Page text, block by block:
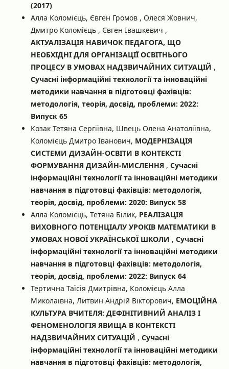
(2017)
Алла Коломієць, Євген Громов , Олеся Жовнич,
Дмитро Коломієць , Євген Івашкевич ,
АКТУАЛІЗАЦІЯ НАВИЧОК ПЕДАГОГА, ЩО
НЕОБХІДНІ ДЛЯ ОРГАНІЗАЦІЇ ОСВІТНЬОГО
ПРОЦЕСУ В УМОВАХ НАДЗВИЧАЙНИХ СИТУАЦІЙ ,
Сучасні інформаційні технології та інноваційні
методики навчання в підготовці фахівців:
методологія, теорія, досвід, проблеми: 2022:
Випуск 65
Козак Тетяна Сергіївна, Швець Олена Анатоліївна,
Коломієць Дмитро Іванович, МОДЕРНІЗАЦІЯ
СИСТЕМИ ДИЗАЙН-ОСВІТИ В КОНТЕКСТІ
ФОРМУВАННЯ ДИЗАЙН-МИСЛЕННЯ , Сучасні
інформаційні технології та інноваційні методики
навчання в підготовці фахівців: методологія,
теорія, досвід, проблеми: 2020: Випуск 58
Алла Коломієць, Тетяна Білик, РЕАЛІЗАЦІЯ
ВИХОВНОГО ПОТЕНЦІАЛУ УРОКІВ МАТЕМАТИКИ В
УМОВАХ НОВОЇ УКРАЇНСЬКОЇ ШКОЛИ , Сучасні
інформаційні технології та інноваційні методики
навчання в підготовці фахівців: методологія,
теорія, досвід, проблеми: 2022: Випуск 64
Тертична Таїсія Дмитрівна, Коломієць Алла
Миколаївна, Литвин Андрій Вікторович, ЕМОЦІЙНА
КУЛЬТУРА ВЧИТЕЛЯ: ДЕФІНІТИВНИЙ АНАЛІЗ І
ФЕНОМЕНОЛОГІЯ ЯВИЩА В КОНТЕКСТІ
НАДЗВИЧАЙНИХ СИТУАЦІЙ , Сучасні
інформаційні технології та інноваційні методики
навчання в підготовці фахівців: методологія,